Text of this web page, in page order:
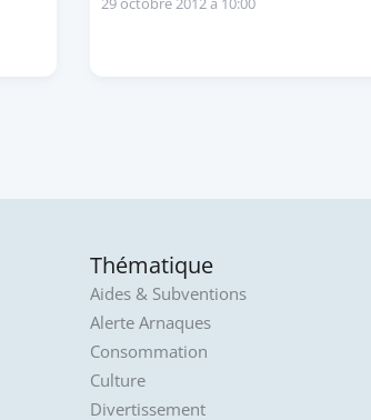
Thématique
Aides & Subventions
Alerte Arnaques
Consommation
Culture
Divertissement